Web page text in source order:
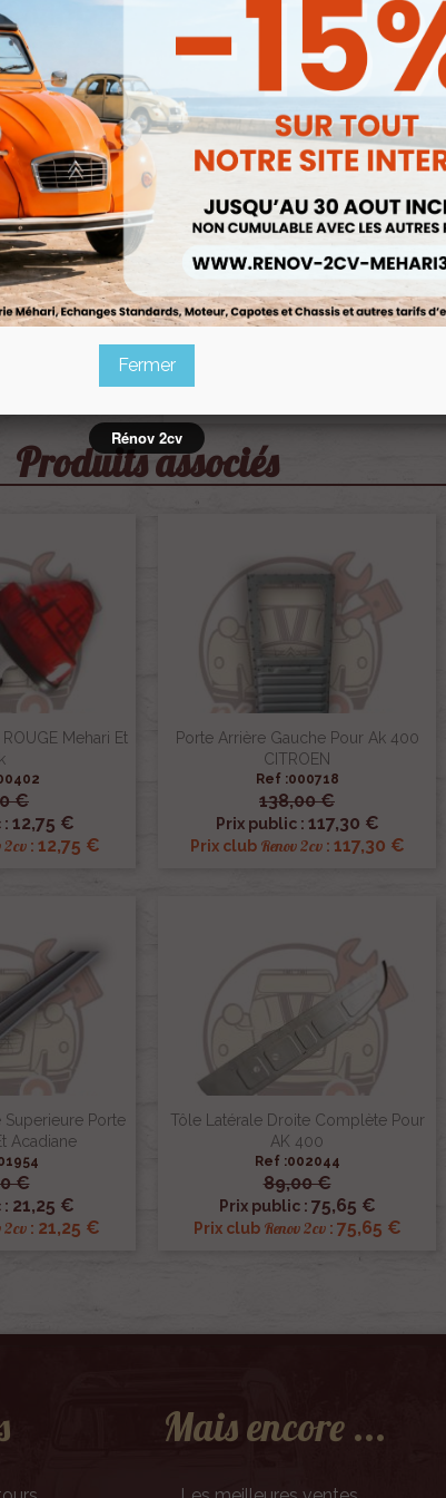
Produits associés
Mehari Et
€
: 12,75 €
2cv: 12,75 €
rapide
Porte Arrière Gauche Pour Ak 400
CITROEN
Ref :000718
138,00 €
Prix public : 117,30 €
Prix club Renov 2cv: 117,30 €
 Aperçu rapide
Superieure Porte
Acadiane
€
: 21,25 €
2cv: 21,25 €
rapide
Tôle Latérale Droite Complète Pour
AK 400
Ref :002044
89,00 €
Prix public : 75,65 €
Prix club Renov 2cv: 75,65 €
 Aperçu rapide
Mais encore ...
Fermer
Rénov 2cv